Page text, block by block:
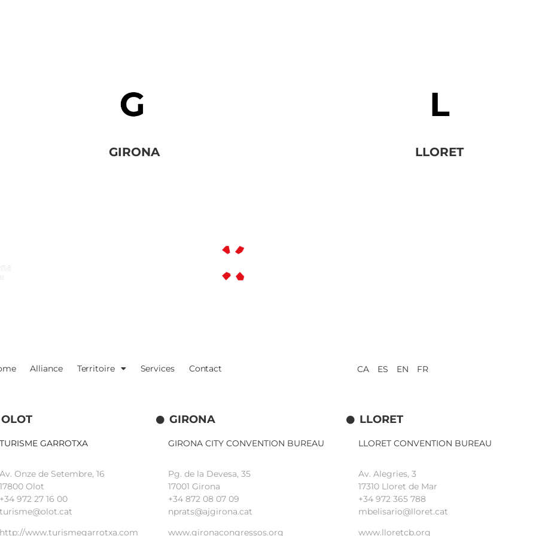
GIRONA LLORET
Alliance Territoire Services Contact CA ES EN FR
OLOT
TURISME GARROTXA
Av. Onze de Setembre, 16
17800 Olot
+34972 27 16 00
turisme@olot.cat
http://www.turismegarrotxa.com
GIRONA
GIRONA CITY CONVENTION BUREAU
Pg. de la Devesa, 35
17001 Girona
+34 872 08 07 09
nprats@ajgirona.cat
www.gironacongressos.org
LLORET
LLORET CONVENTION BUREAU
Av. Alegries, 3
17310 Lloret de Mar
+34 972 365 788
mbelisario@lloret.cat
www.lloretcb.org